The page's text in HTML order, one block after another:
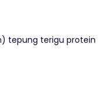
tepung terigu protein